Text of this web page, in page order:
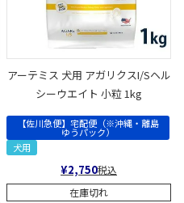
アーテミス 犬用 アガリクスI/Sヘル
シーウエイト 小粒 1kg
【佐川急便】宅配便（※沖縄・離島
ゆうパック）
犬用
¥2,750税込
在庫切れ